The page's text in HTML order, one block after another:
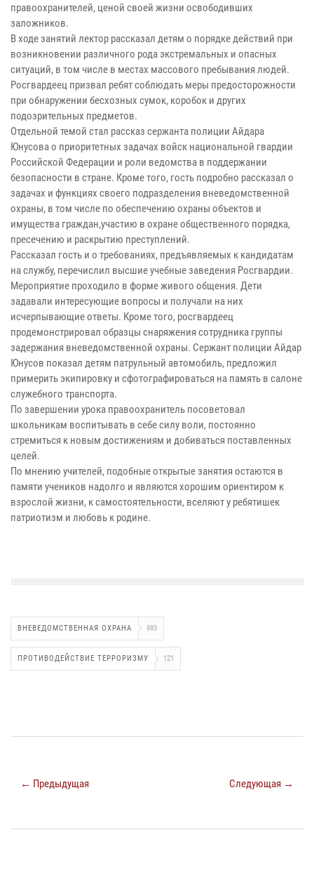
правоохранителей, ценой своей жизни освободивших
заложников.
В ходе занятий лектор рассказал детям о порядке действий при
возникновении различного рода экстремальных и опасных
ситуаций, в том числе в местах массового пребывания людей.
Росгвардеец призвал ребят соблюдать меры предосторожности
при обнаружении бесхозных сумок, коробок и других
подозрительных предметов.
Отдельной темой стал рассказ сержанта полиции Айдара
Юнусова о приоритетных задачах войск национальной гвардии
Российской Федерации и роли ведомства в поддержании
безопасности в стране. Кроме того, гость подробно рассказал о
задачах и функциях своего подразделения вневедомственной
охраны, в том числе по обеспечению охраны объектов и
имущества граждан,участию в охране общественного порядка,
пресечению и раскрытию преступлений.
Рассказал гость и о требованиях, предъявляемых к кандидатам
на службу, перечислил высшие учебные заведения Росгвардии.
Мероприятие проходило в форме живого общения. Дети
задавали интересующие вопросы и получали на них
исчерпывающие ответы. Кроме того, росгвардеец
продемонстрировал образцы снаряжения сотрудника группы
задержания вневедомственной охраны. Сержант полиции Айдар
Юнусов показал детям патрульный автомобиль, предложил
примерить экипировку и сфотографироваться на память в салоне
служебного транспорта.
По завершении урока правоохранитель посоветовал
школьникам воспитывать в себе силу воли, постоянно
стремиться к новым достижениям и добиваться поставленных
целей.
По мнению учителей, подобные открытые занятия остаются в
памяти учеников надолго и являются хорошим ориентиром к
взрослой жизни, к самостоятельности, вселяют у ребятишек
патриотизм и любовь к родине.
ВНЕВЕДОМСТВЕННАЯ ОХРАНА 993
ПРОТИВОДЕЙСТВИЕ ТЕРРОРИЗМУ 121
← Предыдущая Следующая →